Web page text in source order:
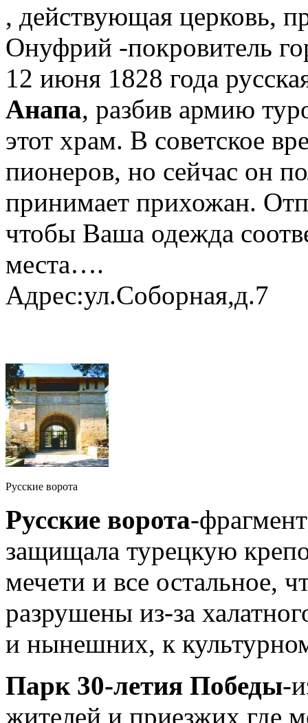
, действующая церковь,
Онуфрий -покровитель
12 июня 1828 года
Анапа, разбив армию
этот храм. В советское
пионеров, но сейчас он
принимает прихожан.
чтобы Ваша одежда
места….
Адрес:ул.Соборная,д.7
Русские ворота
Русские ворота-
защищала турецкую
мечети и все остальное,
разрушены из-за
и нынешних, к
Парк 30-летия Победы-
жителей и приезжих где